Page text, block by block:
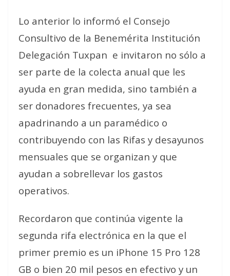
Lo anterior lo informó el Consejo
Consultivo de la Benemérita Institución
Delegación Tuxpan e invitaron no sólo a
ser parte de la colecta anual que les
ayuda en gran medida, sino también a
ser donadores frecuentes, ya sea
apadrinando a un paramédico o
contribuyendo con las Rifas y desayunos
mensuales que se organizan y que
ayudan a sobrellevar los gastos
operativos.
Recordaron que continúa vigente la
segunda rifa electrónica en la que el
primer premio es un iPhone 15 Pro 128
GB o bien 20 mil pesos en efectivo y un